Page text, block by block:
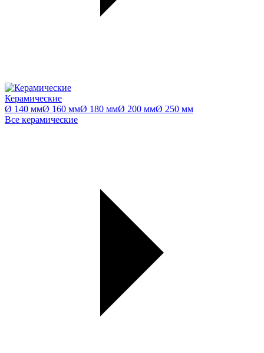
Керамические
Ø 140 ммØ 160 ммØ 180 ммØ 200 ммØ 250 мм
Все керамические